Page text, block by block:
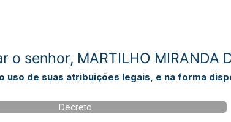
senhor, MARTILHO MIRANDA
no uso de suas atribuições legais, e na forma
Decreto